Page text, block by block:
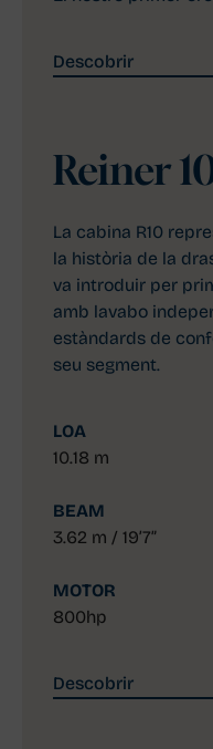
Descobrir
Reiner
La cabina R10
la història de la
va introduir per
amb lavabo
estàndards de
seu segment.
LOA
10.18 m
BEAM
3.62 m / 19’7”
MOTOR
800hp
Descobrir